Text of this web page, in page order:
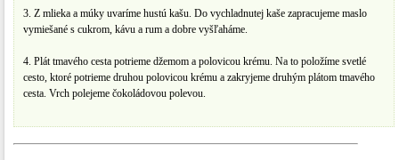
3. Z mlieka a múky uvaríme hustú kašu. Do vychladnutej kaše zapracujeme maslo
vymiešané s cukrom, kávu a rum a dobre vyšľaháme.
4. Plát tmavého cesta potrieme džemom a polovicou krému. Na to položíme svetlé
cesto, ktoré potrieme druhou polovicou krému a zakryjeme druhým plátom tmavého
cesta. Vrch polejeme čokoládovou polevou.